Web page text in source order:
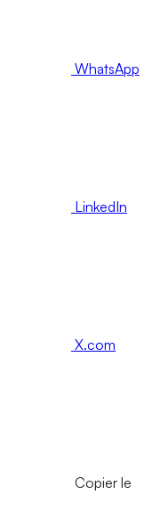
WhatsApp
LinkedIn
X.com
Copier le